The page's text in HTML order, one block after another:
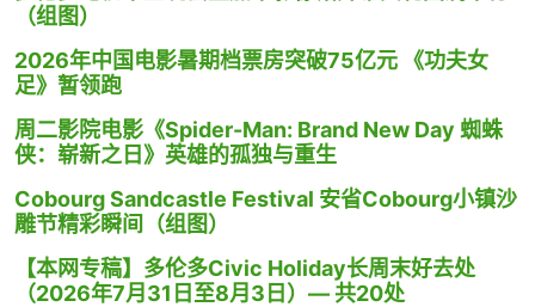
（组图）
2026年中国电影暑期档票房突破75亿元 《功夫女
足》暂领跑
周二影院电影《Spider-Man: Brand New Day 蜘蛛
侠：崭新之日》英雄的孤独与重生
Cobourg Sandcastle Festival 安省Cobourg小镇沙
雕节精彩瞬间（组图）
【本网专稿】多伦多Civic Holiday长周末好去处
（2026年7月31日至8月3日）— 共20处